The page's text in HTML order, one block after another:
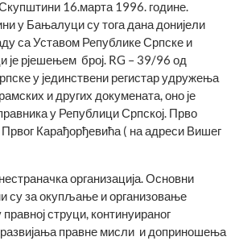
16.марта 1996. године.
у Бањалуци су тога дана донијели
са Уставом Републике Српске и
рјешењем број. RG – 39/96 од
у јединствени регистар удружења
и других докумената, оно је
у Републици Српској. Прво
Карађорђевића ( на адреси Вишег
организација. Основни
су за оку­пљање и организовање
струци, континуираног
правне мисли и доприношења